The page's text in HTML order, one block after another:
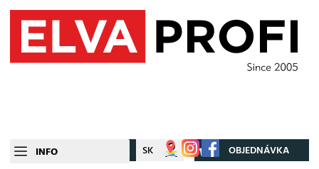
INFO CZ SK Můj účet OBJEDNÁVKA